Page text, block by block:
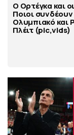
Ο Ορτέγκα και
Ποιοι συνδέουν
Ολυμπιακό και
Πλέιτ (pic,vids)